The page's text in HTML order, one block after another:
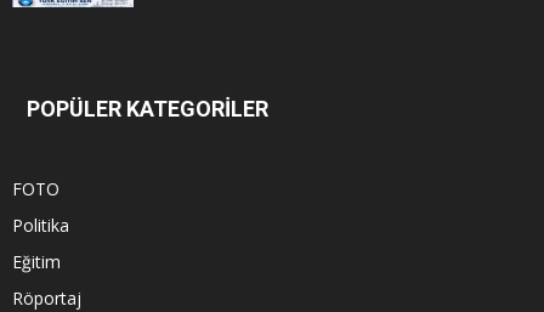
POPÜLER KATEGORİLER
FOTO
Politika
Eğitim
Röportaj